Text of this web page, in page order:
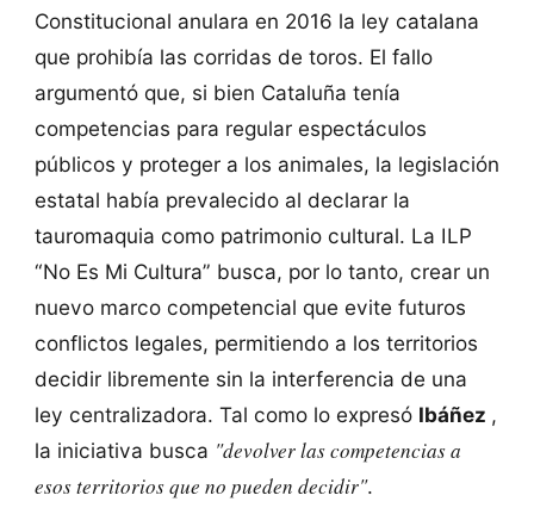
Constitucional anulara en 2016 la ley catalana
que prohibía las corridas de toros. El fallo
argumentó que, si bien Cataluña tenía
competencias para regular espectáculos
públicos y proteger a los animales, la legislación
estatal había prevalecido al declarar la
tauromaquia como patrimonio cultural. La ILP
“No Es Mi Cultura” busca, por lo tanto, crear un
nuevo marco competencial que evite futuros
conflictos legales, permitiendo a los territorios
decidir libremente sin la interferencia de una
ley centralizadora. Tal como lo expresó Ibáñez ,
la iniciativa busca "devolver las competencias a
esos territorios que no pueden decidir".